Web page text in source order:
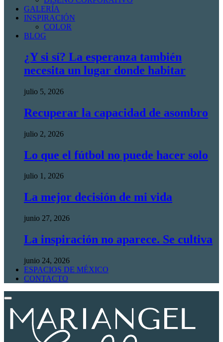
GALERÍA
INSPIRACIÓN
COLOR
BLOG
¿Y si sí? La esperanza también
necesita un lugar donde habitar
julio 5, 2026
Recuperar la capacidad de asombro
julio 2, 2026
Lo que el fútbol no puede hacer solo
julio 1, 2026
La mejor decisión de mi vida
junio 27, 2026
La inspiración no aparece. Se cultiva
junio 24, 2026
ESPACIOS DE MÉXICO
CONTACTO